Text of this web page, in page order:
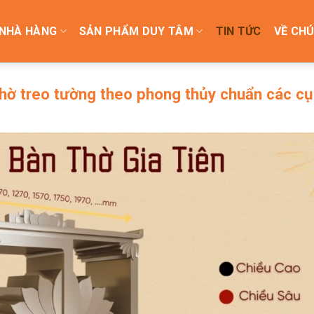
HÀNG SẢN PHẨM DUY TÂM TIN TỨC VỀ
treo tường theo phong thủy chuẩn các cụ